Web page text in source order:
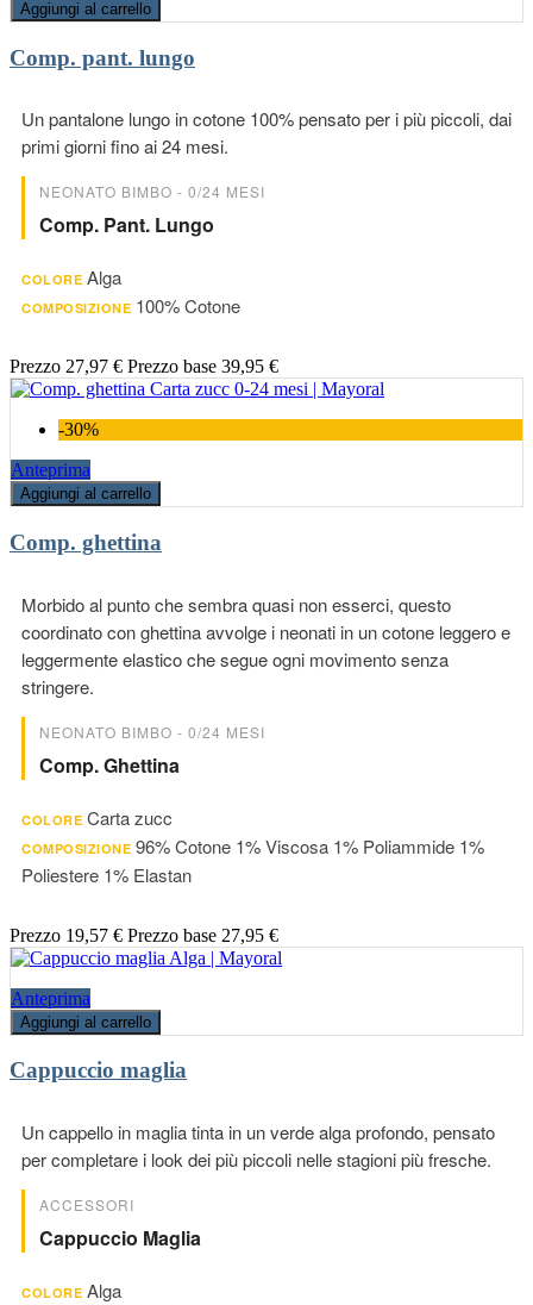
Aggiungi al carrello
Comp. pant. lungo
Un pantalone lungo in cotone 100% pensato per i più piccoli, dai
primi giorni fino ai 24 mesi.
NEONATO BIMBO - 0/24 MESI
Comp. Pant. Lungo
COLORE Alga
COMPOSIZIONE 100% Cotone
Prezzo 27,97 € Prezzo base 39,95 €
-30%
Anteprima
Aggiungi al carrello
Comp. ghettina
Morbido al punto che sembra quasi non esserci, questo
coordinato con ghettina avvolge i neonati in un cotone leggero e
leggermente elastico che segue ogni movimento senza
stringere.
NEONATO BIMBO - 0/24 MESI
Comp. Ghettina
COLORE Carta zucc
COMPOSIZIONE 96% Cotone 1% Viscosa 1% Poliammide 1%
Poliestere 1% Elastan
Prezzo 19,57 € Prezzo base 27,95 €
Anteprima
Aggiungi al carrello
Cappuccio maglia
Un cappello in maglia tinta in un verde alga profondo, pensato
per completare i look dei più piccoli nelle stagioni più fresche.
ACCESSORI
Cappuccio Maglia
COLORE Alga